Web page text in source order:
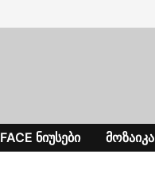
FACE ᲜᲘᲣᲡᲔᲑᲘ ᲛᲝᲖᲐᲘᲙᲐ